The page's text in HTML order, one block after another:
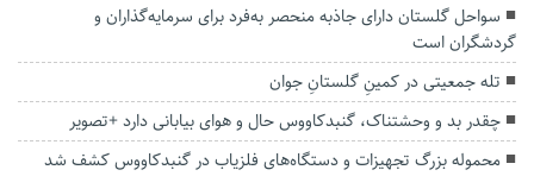
سواحل گلستان دارای جاذبه منحصر به‌فرد برای سرمایه‌گذاران و
گردشگران است
تله جمعیتی در کمینِ گلستانِ جوان
چقدر بد و وحشتناک، گنبدکاووس حال و هوای بیابانی دارد +تصویر
محموله بزرگ تجهیزات و دستگاه‌های فلزیاب در گنبدکاووس کشف شد